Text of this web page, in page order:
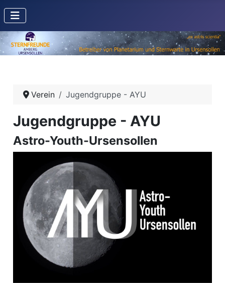
Verein Jugendgruppe - AYU
Jugendgruppe - AYU
Astro-Youth-Ursensollen